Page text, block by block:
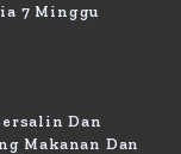
7 Minggu
Dan
Makanan Dan